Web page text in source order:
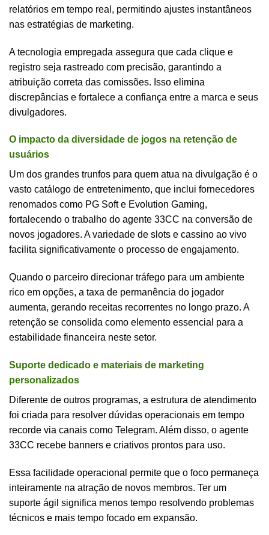
relatórios em tempo real, permitindo ajustes instantâneos
nas estratégias de marketing.
A tecnologia empregada assegura que cada clique e
registro seja rastreado com precisão, garantindo a
atribuição correta das comissões. Isso elimina
discrepâncias e fortalece a confiança entre a marca e seus
divulgadores.
O impacto da diversidade de jogos na retenção de
usuários
Um dos grandes trunfos para quem atua na divulgação é o
vasto catálogo de entretenimento, que inclui fornecedores
renomados como PG Soft e Evolution Gaming,
fortalecendo o trabalho do agente 33CC na conversão de
novos jogadores. A variedade de slots e cassino ao vivo
facilita significativamente o processo de engajamento.
Quando o parceiro direcionar tráfego para um ambiente
rico em opções, a taxa de permanência do jogador
aumenta, gerando receitas recorrentes no longo prazo. A
retenção se consolida como elemento essencial para a
estabilidade financeira neste setor.
Suporte dedicado e materiais de marketing
personalizados
Diferente de outros programas, a estrutura de atendimento
foi criada para resolver dúvidas operacionais em tempo
recorde via canais como Telegram. Além disso, o agente
33CC recebe banners e criativos prontos para uso.
Essa facilidade operacional permite que o foco permaneça
inteiramente na atração de novos membros. Ter um
suporte ágil significa menos tempo resolvendo problemas
técnicos e mais tempo focado em expansão.